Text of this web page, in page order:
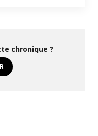
chronique ?